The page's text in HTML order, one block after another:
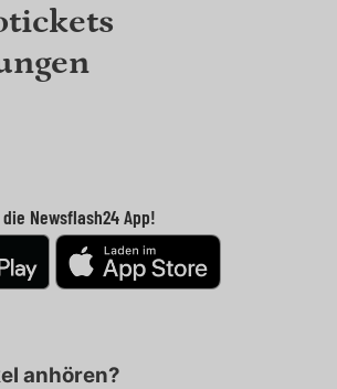
Newsflash24 App!
anhören?